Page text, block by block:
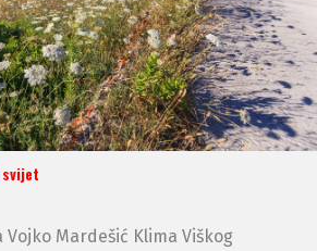
Mardešić Klima Viškog